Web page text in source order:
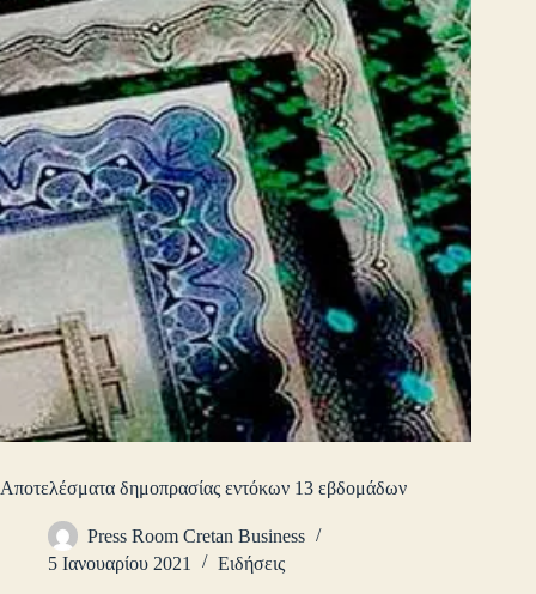
Αποτελέσματα δημοπρασίας εντόκων 13 εβδομάδων
Press Room Cretan Business
5 Ιανουαρίου 2021
Ειδήσεις